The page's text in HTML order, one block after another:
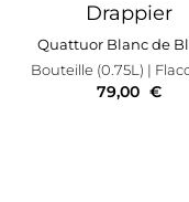
Drappier
Quattuor Blanc de
Bouteille (0.75L) |
79,00 €